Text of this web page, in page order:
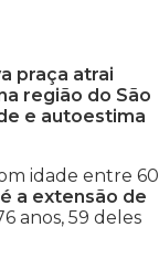
praça atrai
região do São
e autoestima
idade entre 60
a extensão de
anos, 59 deles